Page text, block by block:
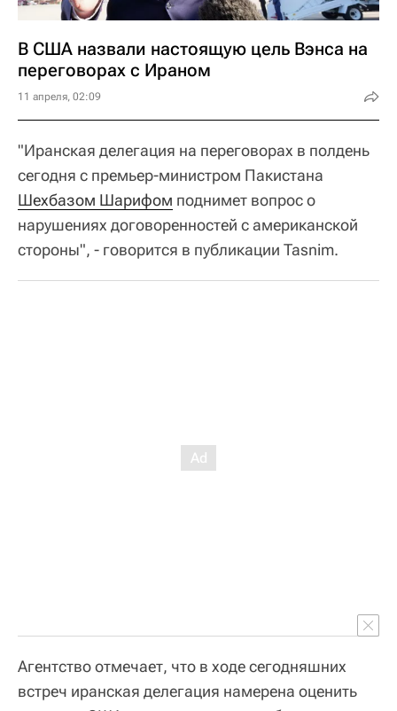
В США назвали настоящую цель Вэнса на
переговорах с Ираном
11 апреля, 02:09
"Иранская делегация на переговорах в полдень
сегодня с премьер-министром Пакистана
Шехбазом Шарифом поднимет вопрос о
нарушениях договоренностей с американской
стороны", - говорится в публикации Tasnim.
Агентство отмечает, что в ходе сегодняшних
встреч иранская делегация намерена оценить